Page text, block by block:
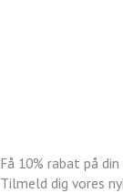
Få 10% rabat på
Tilmeld dig vores